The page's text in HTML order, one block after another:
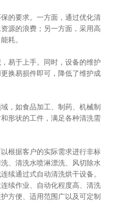
的要求。一方面，通过优化清
源的浪费；另一方面，采用高
耗。
易于上手。同时，设备的维护
换易损件即可，降低了维护成
，如食品加工、制药、机械制
形状的工件，满足各种清洗需
根据客户的实际需求进行非标
、清洗水喷淋漂洗、风切除水
续通过式自动清洗烘干设备。
续作业、自动化程度高、清洗
方便、适用范围广以及可定制